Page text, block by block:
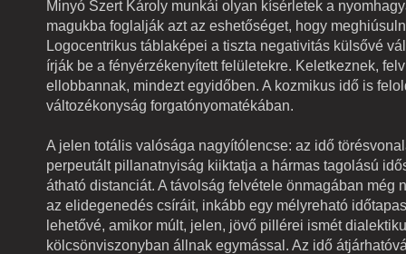
Minyó Szert Károly munkái olyan kísérletek a
magukba foglalják azt az eshetőséget, hogy
Logocentrikus táblaképei a tiszta negativitás külsővé
írják be a fényérzékenyített felületekre. Keletkeznek,
ellobbannak, mindezt egyidőben. A kozmikus idő is
változékonyság forgatónyomatékában.
A jelen totális valósága nagyítólencse: az idő
perpeutált pillanatnyiság kiiktatja a hármas tagolású
átható distanciát. A távolság felvétele önmagában még
az elidegenedés csíráit, inkább egy mélyreható
lehetővé, amikor múlt, jelen, jövő pillérei ismét
kölcsönviszonyban állnak egymással. Az idő